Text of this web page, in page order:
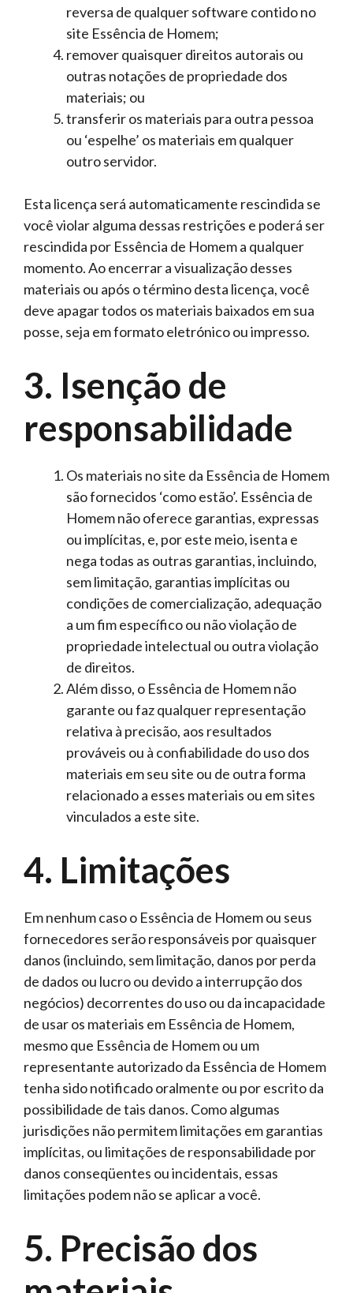
reversa de qualquer software contido no
site Essência de Homem;
remover quaisquer direitos autorais ou
outras notações de propriedade dos
materiais; ou
transferir os materiais para outra pessoa
ou ‘espelhe’ os materiais em qualquer
outro servidor.
Esta licença será automaticamente rescindida se
você violar alguma dessas restrições e poderá ser
rescindida por Essência de Homem a qualquer
momento. Ao encerrar a visualização desses
materiais ou após o término desta licença, você
deve apagar todos os materiais baixados em sua
posse, seja em formato eletrónico ou impresso.
3. Isenção de
responsabilidade
Os materiais no site da Essência de Homem
são fornecidos ‘como estão’. Essência de
Homem não oferece garantias, expressas
ou implícitas, e, por este meio, isenta e
nega todas as outras garantias, incluindo,
sem limitação, garantias implícitas ou
condições de comercialização, adequação
a um fim específico ou não violação de
propriedade intelectual ou outra violação
de direitos.
Além disso, o Essência de Homem não
garante ou faz qualquer representação
relativa à precisão, aos resultados
prováveis ​​ou à confiabilidade do uso dos
materiais em seu site ou de outra forma
relacionado a esses materiais ou em sites
vinculados a este site.
4. Limitações
Em nenhum caso o Essência de Homem ou seus
fornecedores serão responsáveis ​​por quaisquer
danos (incluindo, sem limitação, danos por perda
de dados ou lucro ou devido a interrupção dos
negócios) decorrentes do uso ou da incapacidade
de usar os materiais em Essência de Homem,
mesmo que Essência de Homem ou um
representante autorizado da Essência de Homem
tenha sido notificado oralmente ou por escrito da
possibilidade de tais danos. Como algumas
jurisdições não permitem limitações em garantias
implícitas, ou limitações de responsabilidade por
danos conseqüentes ou incidentais, essas
limitações podem não se aplicar a você.
5. Precisão dos